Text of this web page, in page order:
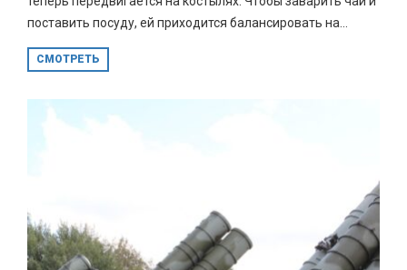
поставить посуду, ей приходится балансировать на...
СМОТРЕТЬ